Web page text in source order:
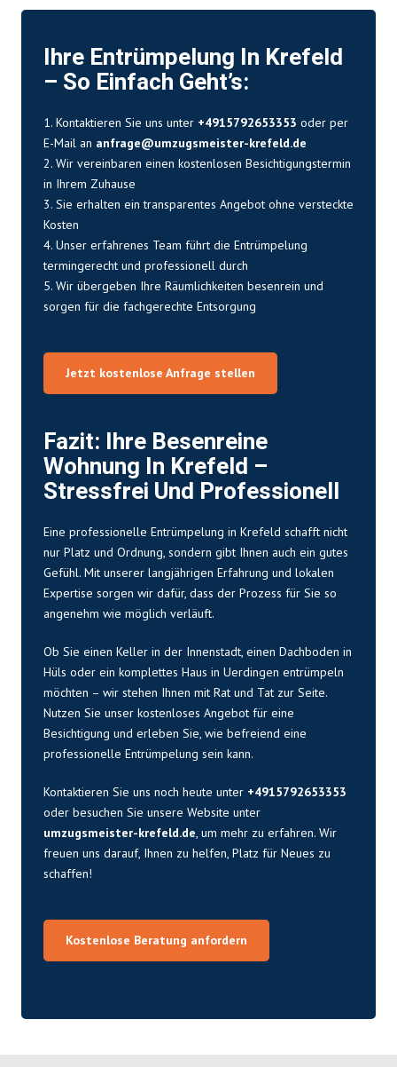
Ihre Entrümpelung In Krefeld
– So Einfach Geht’s:
1. Kontaktieren Sie uns unter +4915792653353 oder per
E-Mail an anfrage@umzugsmeister-krefeld.de
2. Wir vereinbaren einen kostenlosen Besichtigungstermin
in Ihrem Zuhause
3. Sie erhalten ein transparentes Angebot ohne versteckte
Kosten
4. Unser erfahrenes Team führt die Entrümpelung
termingerecht und professionell durch
5. Wir übergeben Ihre Räumlichkeiten besenrein und
sorgen für die fachgerechte Entsorgung
Jetzt kostenlose Anfrage stellen
Fazit: Ihre Besenreine
Wohnung In Krefeld –
Stressfrei Und Professionell
Eine professionelle Entrümpelung in Krefeld schafft nicht
nur Platz und Ordnung, sondern gibt Ihnen auch ein gutes
Gefühl. Mit unserer langjährigen Erfahrung und lokalen
Expertise sorgen wir dafür, dass der Prozess für Sie so
angenehm wie möglich verläuft.
Ob Sie einen Keller in der Innenstadt, einen Dachboden in
Hüls oder ein komplettes Haus in Uerdingen entrümpeln
möchten – wir stehen Ihnen mit Rat und Tat zur Seite.
Nutzen Sie unser kostenloses Angebot für eine
Besichtigung und erleben Sie, wie befreiend eine
professionelle Entrümpelung sein kann.
Kontaktieren Sie uns noch heute unter +4915792653353
oder besuchen Sie unsere Website unter
umzugsmeister-krefeld.de, um mehr zu erfahren. Wir
freuen uns darauf, Ihnen zu helfen, Platz für Neues zu
schaffen!
Kostenlose Beratung anfordern